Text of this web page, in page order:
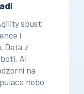
spustí
i
Data z
AI
na
nebo